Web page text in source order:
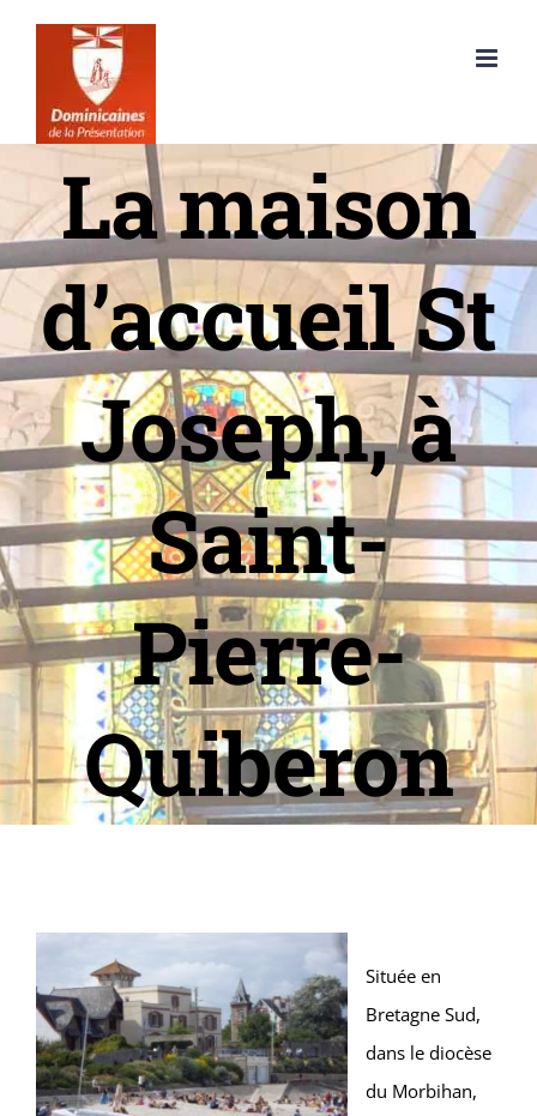
Passer
La maison
d’accueil St
Joseph, à
Saint-
Pierre-
Quiberon
Située en
Bretagne Sud,
dans le diocèse
du Morbihan,